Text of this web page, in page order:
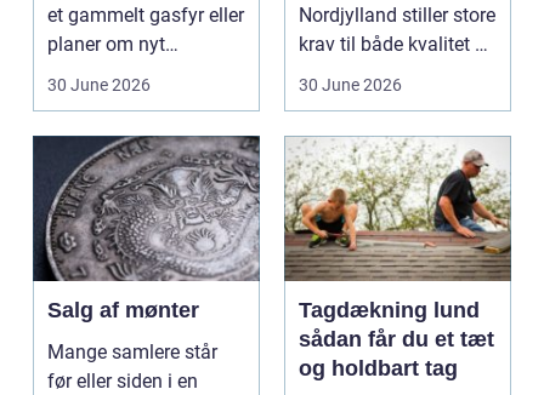
et gammelt gasfyr eller
planer om nyt
badeværelse, bliver
30 June 2026
Nordjylland stiller store
krav til både kvalitet og
hol...
30 June 2026
Salg af mønter
Mange samlere står
før eller siden i en
Tagdækning lund
sådan får du et tæt
og holdbart tag